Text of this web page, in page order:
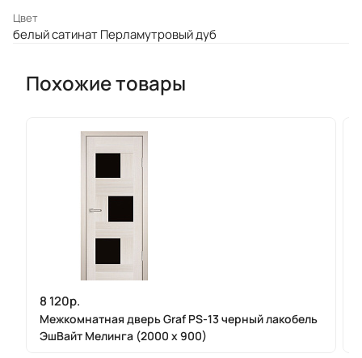
Цвет
белый сатинат Перламутровый дуб
Похожие товары
8 120р.
Межкомнатная дверь Graf PS-13 черный лакобель
ЭшВайт Мелинга (2000 х 900)